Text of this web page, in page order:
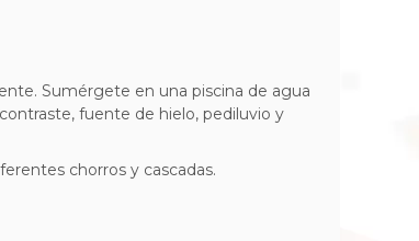
Sumérgete en una piscina de agua
fuente de hielo, pediluvio y
chorros y cascadas.